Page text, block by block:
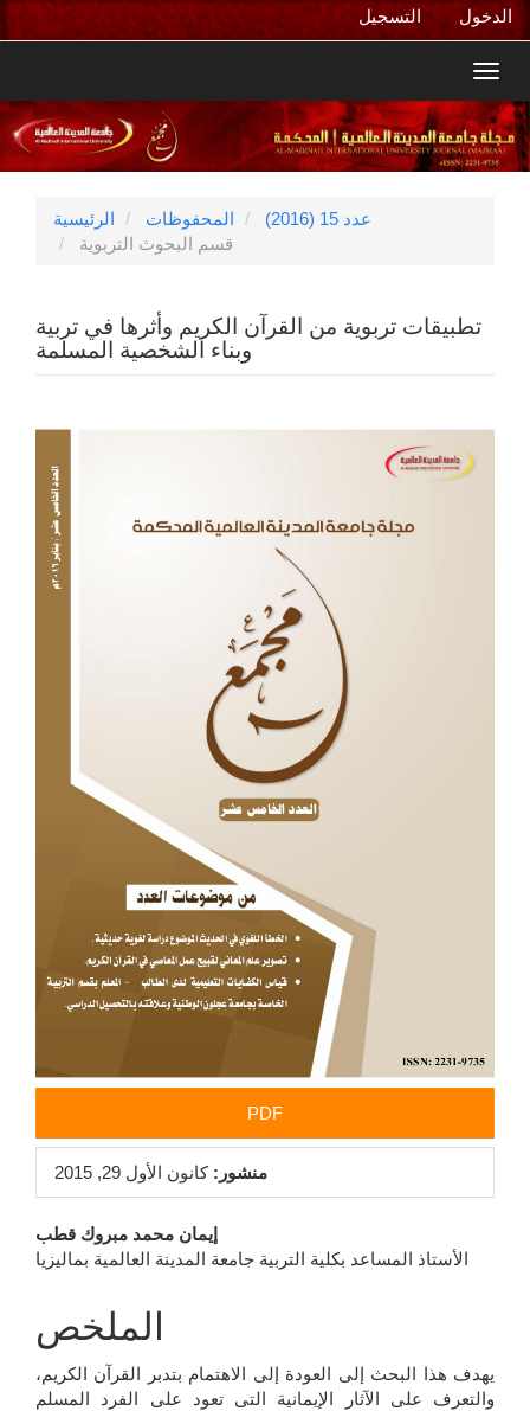
الرئيسي
الشريط
الجانبي
التسجيل الدخول
الرئيسية المحفوظات
عدد 15 (2016)
قسم البحوث التربوية
تطبيقات تربوية من القرآن الكريم وأثرها في تربية
وبناء الشخصية المسلمة
الجانبي
للمقالة
PDF
منشور: كانون الأول 29, 2015
محتوى
المقالة
الرئيسي
إيمان محمد مبروك قطب
الأستاذ المساعد بكلية التربية جامعة المدينة العالمية بماليزيا
الملخص
يهدف هذا البحث إلى العودة إلى الاهتمام بتدبر القرآن الكريم،
والتعرف على الآثار الإيمانية التى تعود على الفرد المسلم